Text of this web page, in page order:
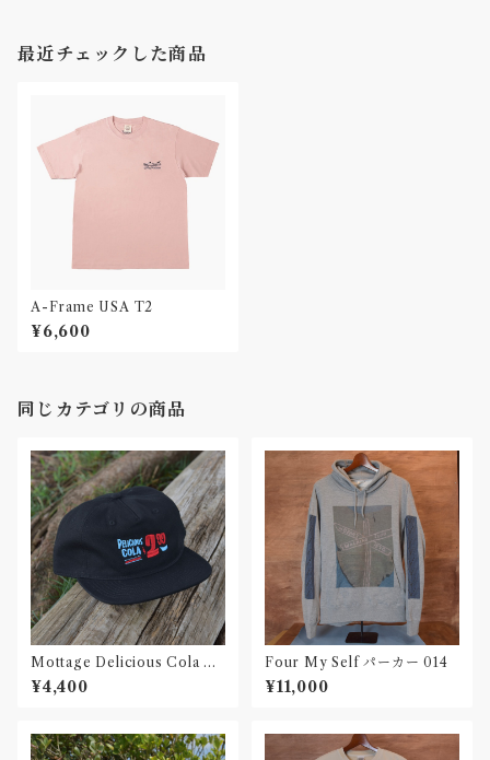
最近チェックした商品
A-Frame USA T2
¥6,600
同じカテゴリの商品
Mottage Delicious Cola キ
ャンバス 5パネルキャップ
¥4,400
Four My Self パーカー 014
¥11,000